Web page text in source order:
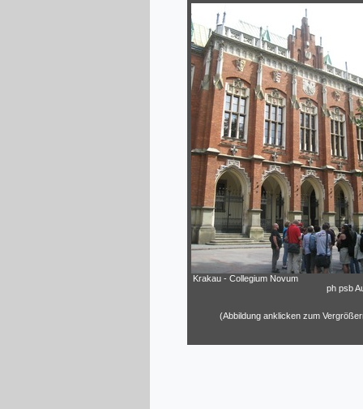
Krakau - Collegium Novum
ph psb
(Abbildung anklicken zum